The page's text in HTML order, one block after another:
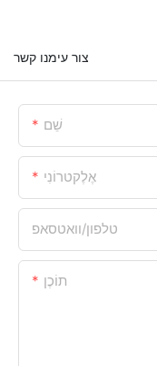
צור עימנו קשר
שֵׁם
אֶלֶקטרוֹנִי
טלפון/וואטסאפ
תוֹכֶן